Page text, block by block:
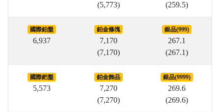
(5,773)
(259.5)
國際鉑盤
6,937
鉑金條塊
7,170
(7,170)
銀品(999)
267.1
(267.1)
國際鈀盤
5,573
鉑金飾品
7,270
(7,270)
銀品(9999)
269.6
(269.6)